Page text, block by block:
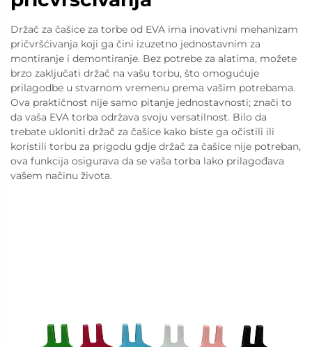
Držač za čašice za torbe od EVA ima inovativni mehanizam
pričvršćivanja koji ga čini izuzetno jednostavnim za
montiranje i demontiranje. Bez potrebe za alatima, možete
brzo zaključati držač na vašu torbu, što omogućuje
prilagodbe u stvarnom vremenu prema vašim potrebama.
Ova praktičnost nije samo pitanje jednostavnosti; znači to
da vaša EVA torba održava svoju versatilnost. Bilo da
trebate ukloniti držač za čašice kako biste ga očistili ili
koristili torbu za prigodu gdje držač za čašice nije potreban,
ova funkcija osigurava da se vaša torba lako prilagođava
vašem načinu života.